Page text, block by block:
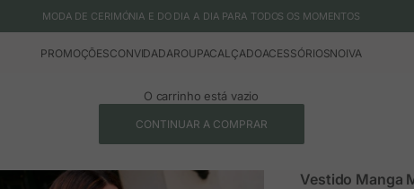
MODA DE CERIMÓNIA E DO DIA A DIA PARA TODOS OS MOMENTOS
PROMOÇÕESCONVIDADAROUPACALÇADOACESSÓRIOSNOIVA
O carrinho está vazio
CONTINUAR A COMPRAR
Vestido Manga